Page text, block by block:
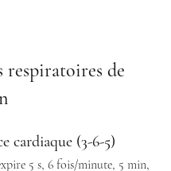
respiratoires de
cardiaque (3-6-5)